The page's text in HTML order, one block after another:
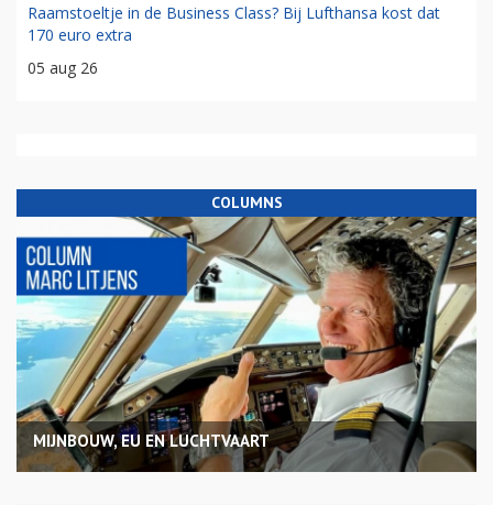
Raamstoeltje in de Business Class? Bij Lufthansa kost dat
170 euro extra
05 aug 26
COLUMNS
MIJNBOUW, EU EN LUCHTVAART